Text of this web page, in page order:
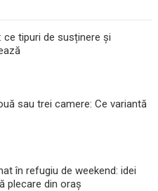
ce tipuri de susținere și
sau trei camere: Ce variantă
în refugiu de weekend: idei
plecare din oraș